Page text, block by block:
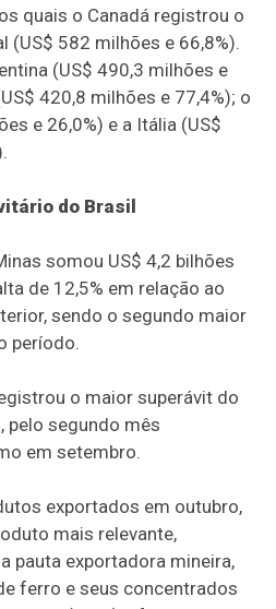
quais o Canadá registrou o
(US$ 582 milhões e 66,8%).
(US$ 490,3 milhões e
420,8 milhões e 77,4%); o
e 26,0%) e a Itália (US$
do Brasil
somou US$ 4,2 bilhões
de 12,5% em relação ao
sendo o segundo maior
período.
o maior superávit do
pelo segundo mês
em setembro.
exportados em outubro,
mais relevante,
pauta exportadora mineira,
ferro e seus concentrados